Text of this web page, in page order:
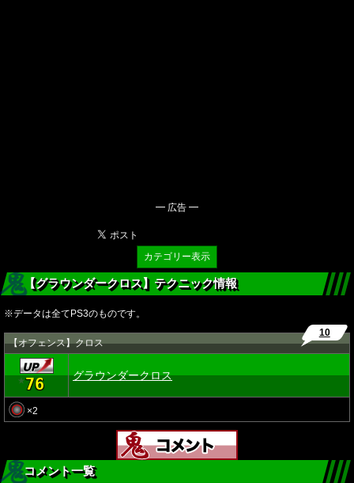
━ 広告 ━
カテゴリー表示
【グラウンダークロス】テクニック情報
※データは全てPS3のものです。
【オフェンス】クロス
10
★76 グラウンダークロス
×2
コメント一覧